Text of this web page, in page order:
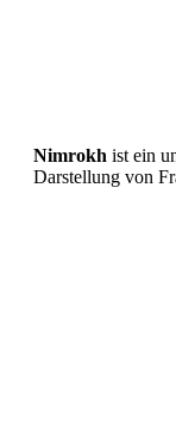
Nimrokh ist ein
Darstellung von